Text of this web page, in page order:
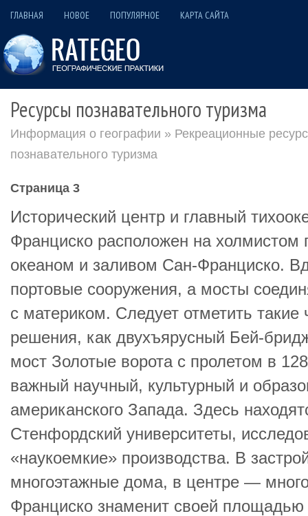
ГЛАВНАЯ НОВОЕ ПОПУЛЯРНОЕ КАРТА САЙТА
Ресурсы познавательного туризма
Информация о географии » Рекреационные
познавательного туризма
Страница 3
Исторический центр и главный
Франциско расположен на холмистом
океаном и заливом Сан-Франциско.
портовые сооружения, а мосты
с материком. Следует отметить такие
решения, как двухъярусный Бей-
мост Золотые ворота с пролетом в
важный научный, культурный и
американского Запада. Здесь
Стенфордский университеты,
«наукоемкие» производства. В
многоэтажные дома, в центре —
Франциско знаменит своей